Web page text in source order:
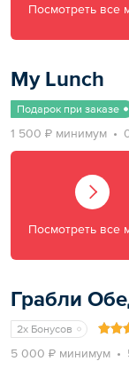
Посмотреть все
My Lunch
Подарок при заказе
1 500 ₽ минимум
Посмотреть все
Грабли
2x Бонусов
5 000 ₽ минимум